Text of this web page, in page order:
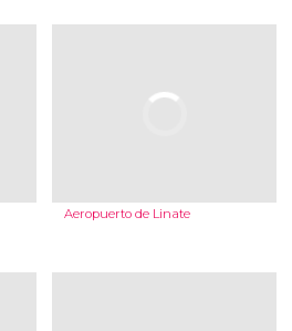
Aeropuerto de Linate